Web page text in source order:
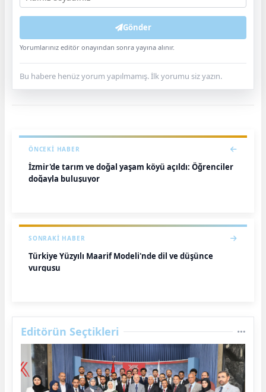
Gönder
Yorumlarınız editör onayından sonra yayına alınır.
Bu habere henüz yorum yapılmamış. İlk yorumu siz yazın.
ÖNCEKI HABER
İzmir'de tarım ve doğal yaşam köyü açıldı: Öğrenciler
doğayla buluşuyor
SONRAKI HABER
Türkiye Yüzyılı Maarif Modeli'nde dil ve düşünce
vurgusu
Editörün Seçtikleri